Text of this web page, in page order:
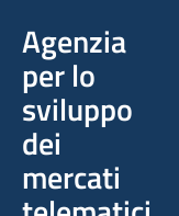
Agenzia
per lo
sviluppo
dei
mercati